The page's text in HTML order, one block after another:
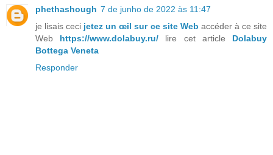
phethashough 7 de junho de 2022 às 11:47
je lisais ceci jetez un œil sur ce site Web accéder à ce site
Web https://www.dolabuy.ru/ lire cet article Dolabuy
Bottega Veneta
Responder